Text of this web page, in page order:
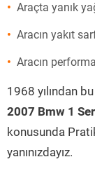
Araçta yanık
Aracın yakıt
Aracın
1968 yılından
2007 Bmw 1
konusunda
yanınızdayız.